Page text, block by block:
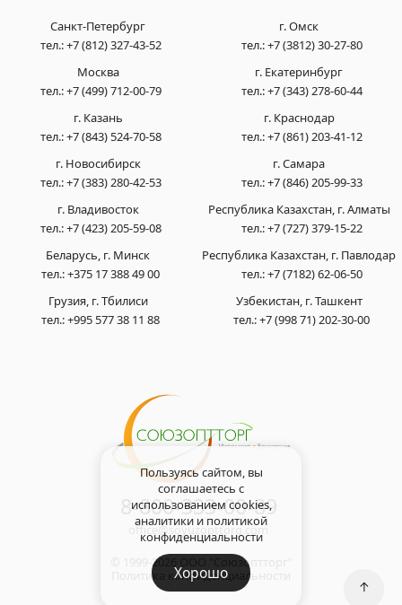
Санкт-Петербург
тел.:+7 (812) 327-43-52
Москва
тел.:+7 (499) 712-00-79
г. Казань
тел.:+7 (843) 524-70-58
г. Новосибирск
тел.:+7 (383) 280-42-53
г. Омск
тел.:+7 (3812) 30-27-80
г. Екатеринбург
тел.:+7 (343) 278-60-44
г. Краснодар
тел.:+7 (861) 203-41-12
г. Самара
тел.:+7 (846) 205-99-33
г. Владивосток
тел.:+7 (423) 205-59-08
Беларусь, г. Минск
тел.:+375 17 388 49 00
Грузия, г. Тбилиси
тел.:+995 577 38 11 88
Республика Казахстан, г. Алматы
тел.:+7 (727) 379-15-22
Республика Казахстан, г. Павлодар
тел.:+7 (7182) 62-06-50
Узбекистан, г. Ташкент
тел.:+7 (998 71) 202-30-00
8-800-333-00-89
office@soyuzopttorg.com
© 1999-2026 ООО "Союзоптторг"
Политика конфиденциальности
↑
Пользуясь сайтом, вы
соглашаетесь с
использованием cookies,
аналитики и политикой
конфиденциальности
Хорошо